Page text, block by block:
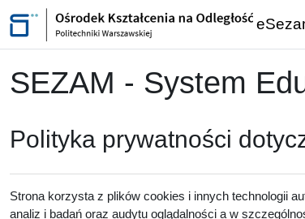
Przejdź do głównej zawartości
SEZAM - System
Polityka prywatności
Strona korzysta z plików cookies i innych technologii
analiz i badań oraz audytu oglądalności a w